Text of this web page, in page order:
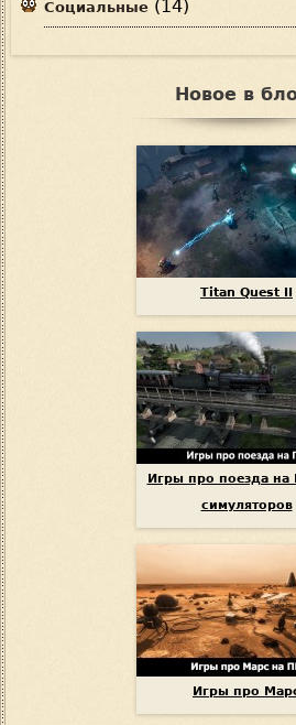
Социальные (14)
Новое в
Titan Quest II
Игры про поезда на
симуляторов
Игры про